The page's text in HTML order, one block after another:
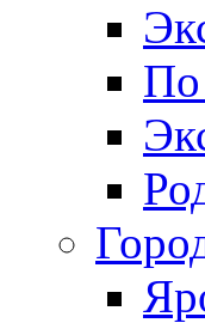
По